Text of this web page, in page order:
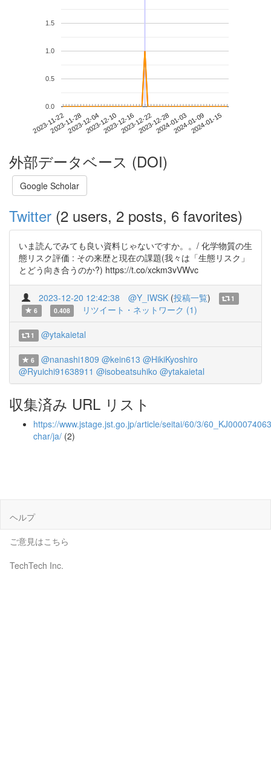
2023-11-222023-11-282023-12-042023-12-102023-12-162023-12-222023-12-282024-01-032024-01-092024-01-15
0.0
0.5
1.0
1.5
外部データベース (DOI)
Google Scholar
Twitter (2 users, 2 posts, 6 favorites)
いま読んでみても良い資料じゃないですか。。/ 化学物質の生
態リスク評価 : その来歴と現在の課題(我々は「生態リスク」
とどう向き合うのか?) https://t.co/xckm3vVWvc
2023-12-20 12:42:38 @Y_IWSK (投稿一覧)
1
6
0.408 リツイート・ネットワーク (1)
1 @ytakaietal
6 @nanashi1809 @kein613 @HikiKyoshiro
@Ryuichi91638911 @isobeatsuhiko @ytakaietal
収集済み URL リスト
https://www.jstage.jst.go.jp/article/seitai/60/3/
char/ja/ (2)
ヘルプ
ご意見はこちら
TechTech Inc.